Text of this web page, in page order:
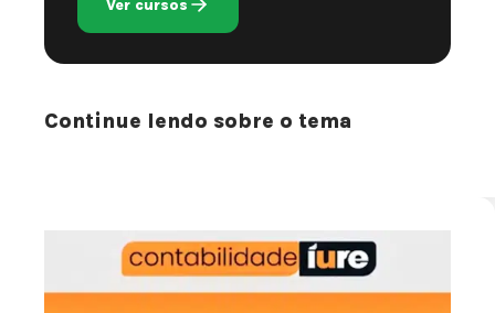
Ver cursos
Continue lendo sobre o tema